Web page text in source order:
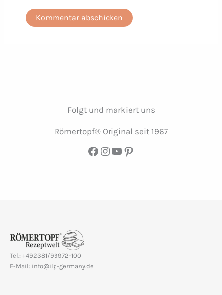
Folgt und markiert uns
Römertopf® Original seit 1967
Facebook
Instagram
YouTube
Pinterest
Tel.: +492381/99972-100
E-Mail: info@ilp-germany.de